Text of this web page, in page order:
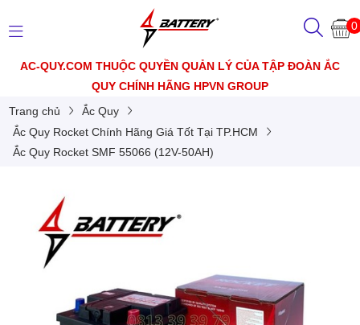
0
AC-QUY.COM THUỘC QUYỀN QUẢN LÝ CỦA TẬP ĐOÀN ẮC
QUY CHÍNH HÃNG HPVN GROUP
Trang chủ
Ắc Quy
Ắc Quy Rocket Chính Hãng Giá Tốt Tại TP.HCM
Ắc Quy Rocket SMF 55066 (12V-50AH)